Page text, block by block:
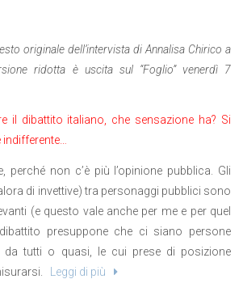
originale dell’intervista di Annalisa Chirico a
ridotta è uscita sul “Foglio” venerdì 7
il dibattito italiano, che sensazione ha? Si
indifferente…
perché non c’è più l’opinione pubblica. Gli
di invettive) tra personaggi pubblici sono
(e questo vale anche per me e per quel
presuppone che ci siano persone
da tutti o quasi, le cui prese di posizione
Leggi di più